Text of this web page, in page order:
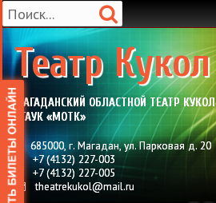
Театр Кукол
МАГАДАНСКИЙ ОБЛАСТНОЙ ТЕАТР КУКОЛ
ОГАУК «МОТК»
685000 г. Магадан,ул. Парковая д. 20
+7 (4132) 227-003
+7 (4132) 227-005
theatrekukol@mail.ru